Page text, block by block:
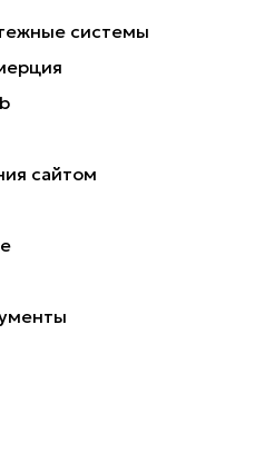
системы
сайтом